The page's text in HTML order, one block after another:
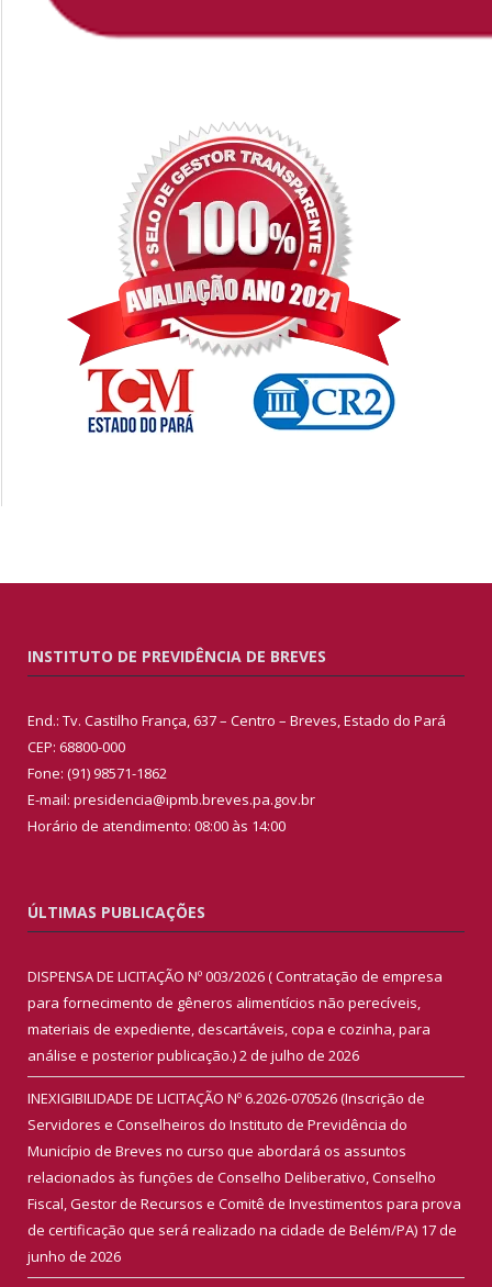
INSTITUTO DE PREVIDÊNCIA DE BREVES
End.: Tv. Castilho França, 637 – Centro – Breves, Estado do Pará
CEP: 68800-000
Fone: (91) 98571-1862
E-mail: presidencia@ipmb.breves.pa.gov.br
Horário de atendimento: 08:00 às 14:00
ÚLTIMAS PUBLICAÇÕES
DISPENSA DE LICITAÇÃO Nº 003/2026 ( Contratação de empresa
para fornecimento de gêneros alimentícios não perecíveis,
materiais de expediente, descartáveis, copa e cozinha, para
análise e posterior publicação.)2 de julho de 2026
INEXIGIBILIDADE DE LICITAÇÃO Nº 6.2026-070526 (Inscrição de
Servidores e Conselheiros do Instituto de Previdência do
Município de Breves no curso que abordará os assuntos
relacionados às funções de Conselho Deliberativo, Conselho
Fiscal, Gestor de Recursos e Comitê de Investimentos para prova
de certificação que será realizado na cidade de Belém/PA) 17 de
junho de 2026